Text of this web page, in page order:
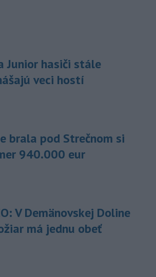
Junior hasiči stále
veci hostí
brala pod Strečnom si
940.000 eur
V Demänovskej Doline
má jednu obeť